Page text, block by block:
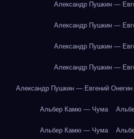
Александр Пушкин —
Александр Пушкин —
Александр Пушкин —
Александр Пушкин —
Александр Пушкин — Евгений Онегин
Альбер Камю — Чума
Альбер Камю — Чума